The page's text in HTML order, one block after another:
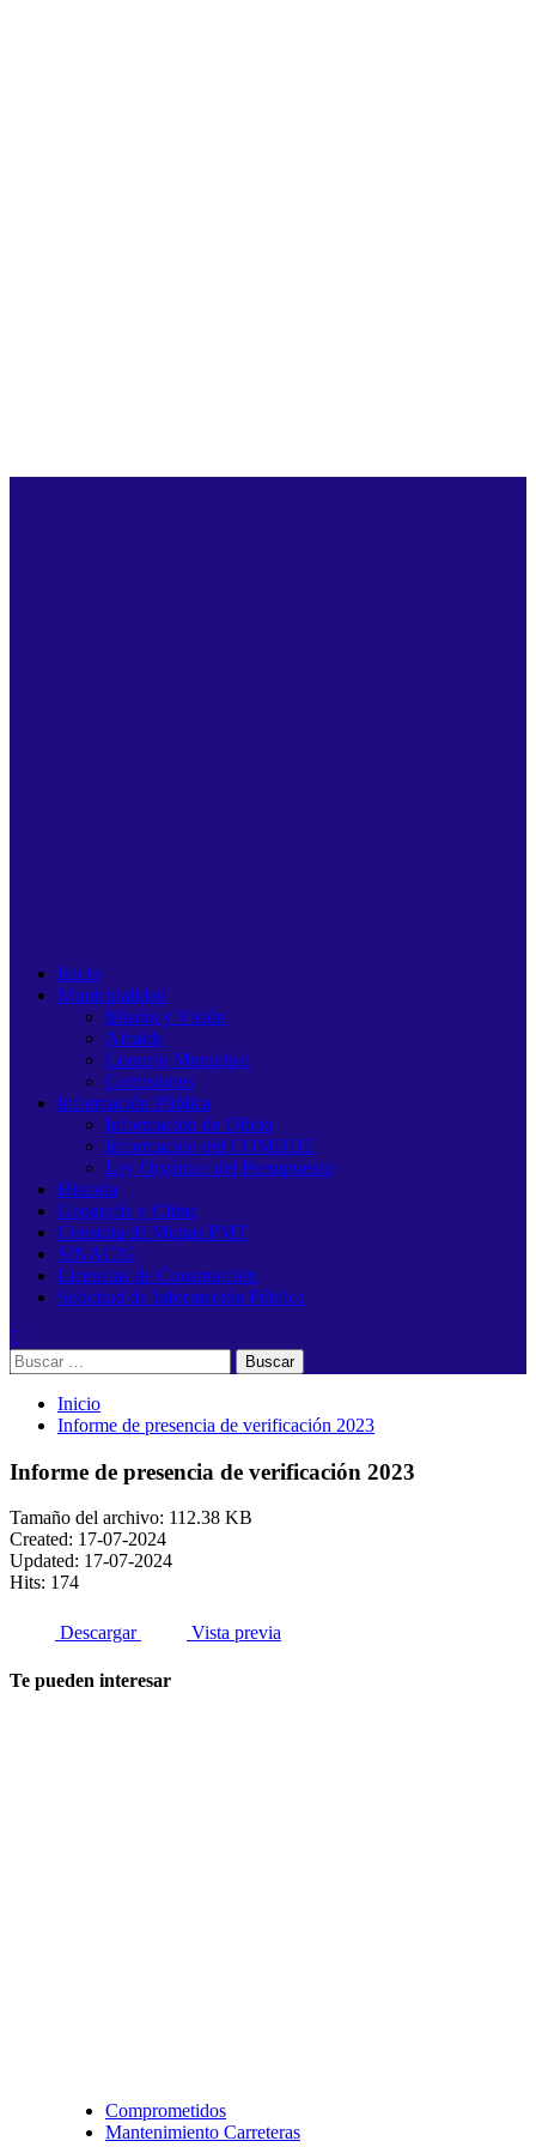
Inicio
Municipalidad
Misión y Visión
Alcalde
Concejo Municipal
Comisiones
Información Pública
Información de Oficio
Información del COMUDE
Ley Orgánica del Presupuesto
Historia
Geografía y Clima
Consulta de Multas PMT
SINACIG
Licencias de Construcción
Solicitud de Información Pública
Buscar:
Inicio
Informe de presencia de verificación 2023
Informe de presencia de verificación 2023
Tamaño del archivo: 112.38 KB
Created: 17-07-2024
Updated: 17-07-2024
Hits: 174
Descargar Vista previa
Te pueden interesar
Comprometidos
Mantenimiento Carreteras